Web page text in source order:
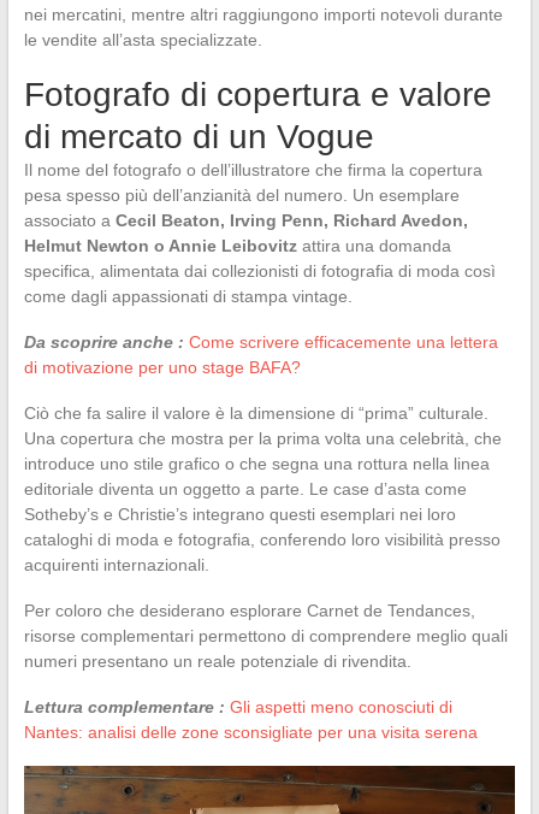
nei mercatini, mentre altri raggiungono importi notevoli durante
le vendite all’asta specializzate.
Fotografo di copertura e valore
di mercato di un Vogue
Il nome del fotografo o dell’illustratore che firma la copertura
pesa spesso più dell’anzianità del numero. Un esemplare
associato a Cecil Beaton, Irving Penn, Richard Avedon,
Helmut Newton o Annie Leibovitzattira una domanda
specifica, alimentata dai collezionisti di fotografia di moda così
come dagli appassionati di stampa vintage.
Da scoprire anche : Come scrivere efficacemente una lettera
di motivazione per uno stage BAFA?
Ciò che fa salire il valore è la dimensione di “prima” culturale.
Una copertura che mostra per la prima volta una celebrità, che
introduce uno stile grafico o che segna una rottura nella linea
editoriale diventa un oggetto a parte. Le case d’asta come
Sotheby’s e Christie’s integrano questi esemplari nei loro
cataloghi di moda e fotografia, conferendo loro visibilità presso
acquirenti internazionali.
Per coloro che desiderano esplorare Carnet de Tendances,
risorse complementari permettono di comprendere meglio quali
numeri presentano un reale potenziale di rivendita.
Lettura complementare : Gli aspetti meno conosciuti di
Nantes: analisi delle zone sconsigliate per una visita serena